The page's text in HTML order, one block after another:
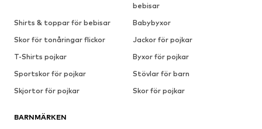
bebisar
Shirts & toppar för bebisar
Babybyxor
Skor för tonåringar flickor
Jackor för pojkar
T-Shirts pojkar
Byxor för pojkar
Sportskor för pojkar
Stövlar för barn
Skjortor för pojkar
Skor för pojkar
BARNMÄRKEN